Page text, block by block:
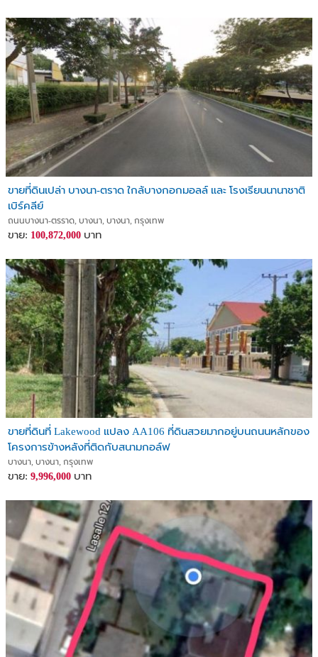
ขายที่ดินเปล่า บางนา-ตราด ใกล้บางกอกมอลล์ และ โรงเรียนนานาชาติ
เบิร์คลีย์
ถนนบางนา-ตรราด, บางนา, บางนา, กรุงเทพ
ขาย: 100,872,000 บาท
ขายที่ดินที่ Lakewood แปลง AA106 ที่ดินสวยมากอยู่บนถนนหลักของ
โครงการข้างหลังที่ติดกับสนามกอล์ฟ
บางนา, บางนา, กรุงเทพ
ขาย: 9,996,000 บาท